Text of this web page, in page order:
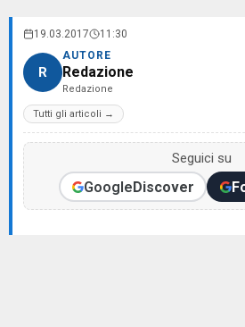
19.03.2017 11:30
R
AUTORE
Redazione
Redazione
Tutti gli articoli →
Seguici su
GoogleDiscover